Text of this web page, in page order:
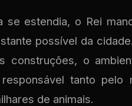
se estendia, o Rei
possível da
construções, o
tanto pelo
de animais.